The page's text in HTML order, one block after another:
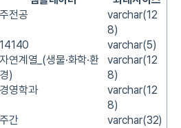
주전공
varchar(12
8)
14140
varchar(5)
자연계열_(생물·화학·환
경)
varchar(12
8)
경영학과
varchar(12
8)
주간 varchar(32)